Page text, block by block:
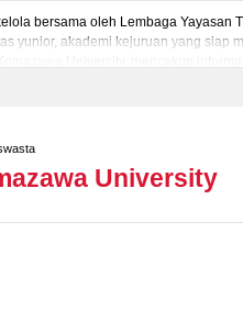
bersama oleh Lembaga
yunior, akademi kejuruan yang siap
University, mencakup
University